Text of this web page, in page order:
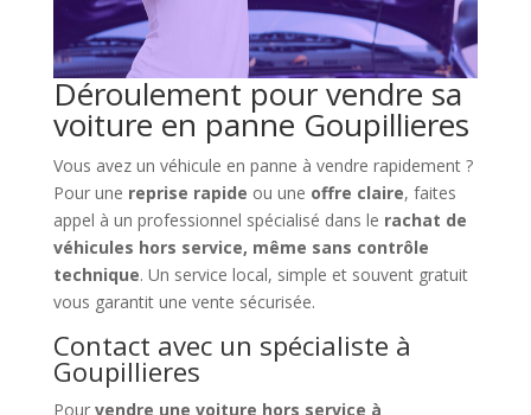
Déroulement pour vendre sa
voiture en panne Goupillieres
Vous avez un véhicule en panne à vendre rapidement ?
Pour une reprise rapide ou une offre claire, faites
appel à un professionnel spécialisé dans le rachat de
véhicules hors service, même sans contrôle
technique. Un service local, simple et souvent gratuit
vous garantit une vente sécurisée.
Contact avec un spécialiste à
Goupillieres
Pour vendre une voiture hors service à